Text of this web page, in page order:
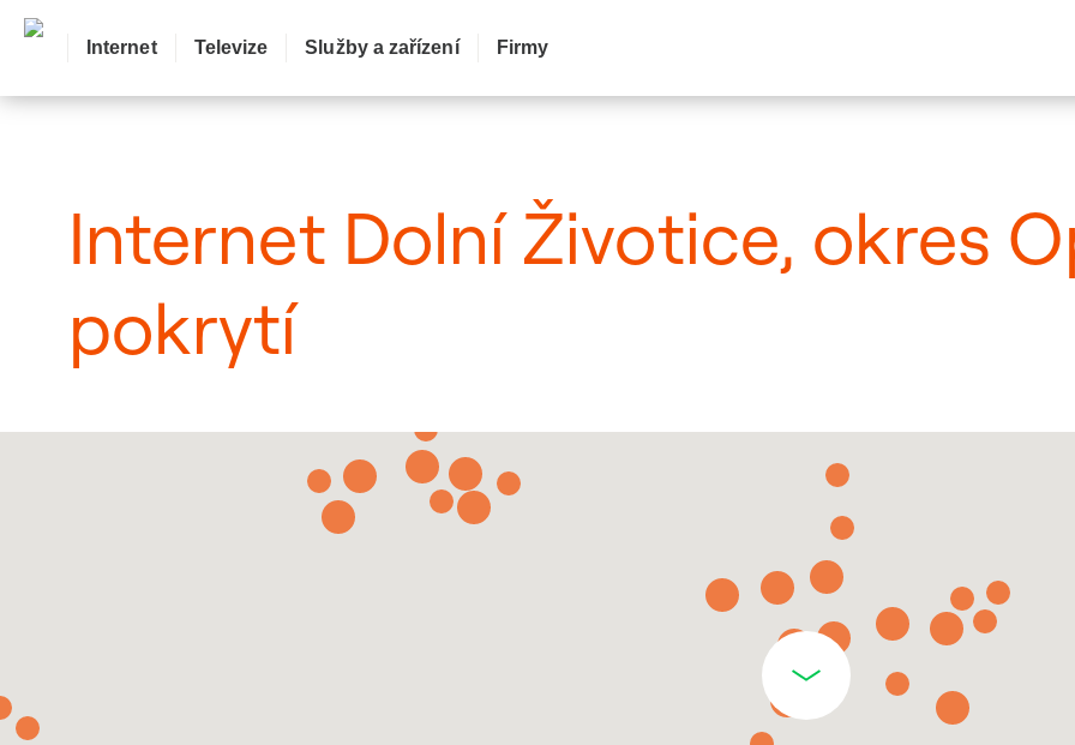
Internet Televize Služby a zařízení Firmy
Internet Dolní Životice, okres
pokrytí
: Mapa pokrytí město